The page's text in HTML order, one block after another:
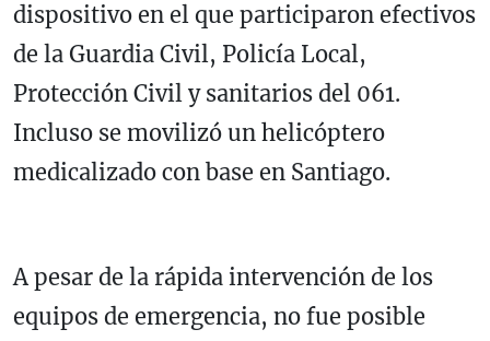
dispositivo en el que participaron efectivos
de la Guardia Civil, Policía Local,
Protección Civil y sanitarios del 061.
Incluso se movilizó un helicóptero
medicalizado con base en Santiago.
A pesar de la rápida intervención de los
equipos de emergencia, no fue posible